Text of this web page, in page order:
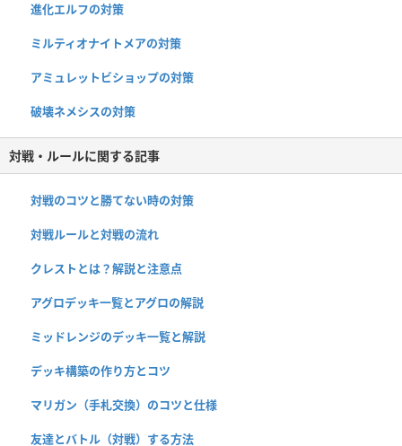
進化エルフの対策
ミルティオナイトメアの対策
アミュレットビショップの対策
破壊ネメシスの対策
対戦・ルールに関する記事
対戦のコツと勝てない時の対策
対戦ルールと対戦の流れ
クレストとは？解説と注意点
アグロデッキ一覧とアグロの解説
ミッドレンジのデッキ一覧と解説
デッキ構築の作り方とコツ
マリガン（手札交換）のコツと仕様
友達とバトル（対戦）する方法